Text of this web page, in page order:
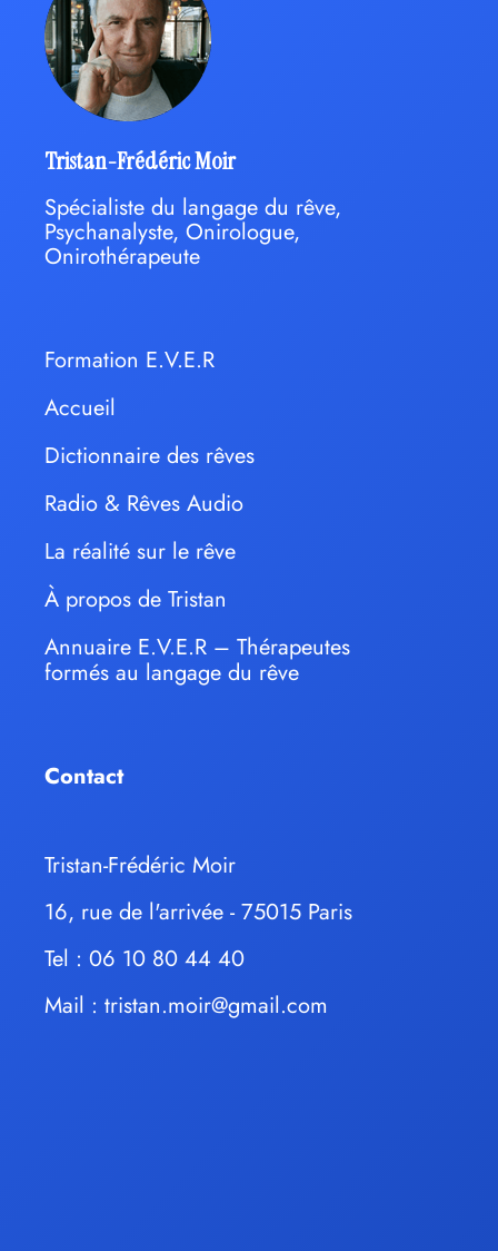
Tristan-Frédéric Moir
Spécialiste du langage du rêve,
Psychanalyste, Onirologue,
Onirothérapeute
Formation E.V.E.R
Accueil
Dictionnaire des rêves
Radio & Rêves Audio
La réalité sur le rêve
À propos de Tristan
Annuaire E.V.E.R – Thérapeutes
formés au langage du rêve
Contact
Tristan-Frédéric Moir
16, rue de l'arrivée - 75015 Paris
Tel : 06 10 80 44 40
Mail : tristan.moir@gmail.com